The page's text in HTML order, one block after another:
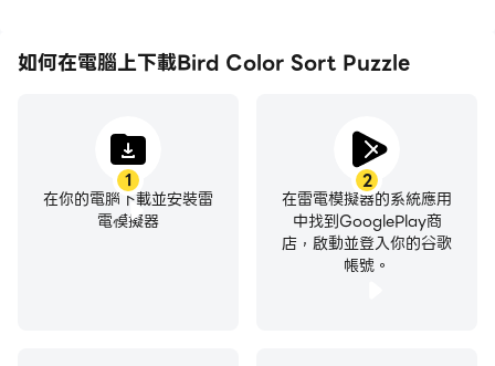
如何在電腦上下載Bird Color Sort Puzzle
1
在你的電腦下載並安裝雷
電模擬器
2
在雷電模擬器的系統應用
中找到GooglePlay商
店，啟動並登入你的谷歌
帳號。